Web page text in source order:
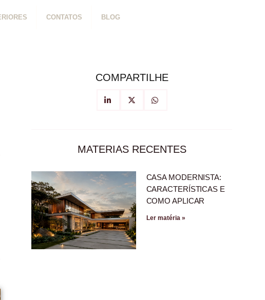
CONTATOS BLOG
COMPARTILHE
MATERIAS RECENTES
CASA MODERNISTA:
CARACTERÍSTICAS E
COMO APLICAR
Ler matéria »